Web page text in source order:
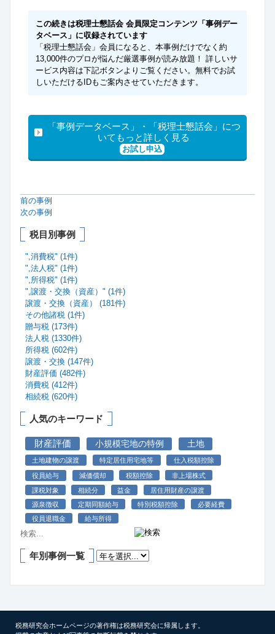
この続きは税理士懇話会 会員限定コンテンツ「事例デー
タベース」に収録されています
「税理士懇話会」会員になると、本事例だけでなく約
13,000件のプロが悩んだ厳選事例が読み放題！ 詳しいサ
ービス内容は下記ボタンよりご覧ください。無料でお試
しいただけるIDもご案内させていただきます。
「事例データベース」・「税理士懇話会」につ
いてもっと詳しく見る
お試し申込
前の事例
次の事例
税目別事例
",消費税" (1件)
",法人税" (1件)
",所得税" (1件)
",譲渡・交換（資産）" (1件)
譲渡・交換（資産） (181件)
その他諸税 (1件)
贈与税 (173件)
法人税 (1330件)
所得税 (602件)
譲渡・交換 (147件)
財産評価 (482件)
消費税 (412件)
相続税 (620件)
人気のキーワード
財産評価 小規模宅地の特例 土地
土地建物の譲渡 特定居住用宅地等 仕入税額控除
役員給与 減価償却 税額控除
非上場株式
課税対象
相続分 益金
居住用財産の譲渡
源泉徴収
定期同額給与 特別税額控除
必要経費
役員退職金
給与所得
年別事例一覧
税務研究会ホームページの著作権は税務研究会に帰属します。